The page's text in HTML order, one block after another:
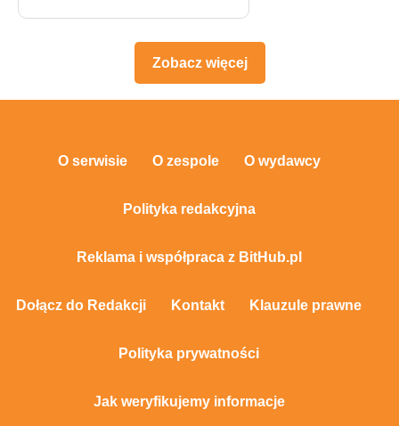
Zobacz więcej
O serwisie O zespole O wydawcy
Polityka redakcyjna
Reklama i współpraca z BitHub.pl
Dołącz do Redakcji Kontakt Klauzule prawne
Polityka prywatności
Jak weryfikujemy informacje